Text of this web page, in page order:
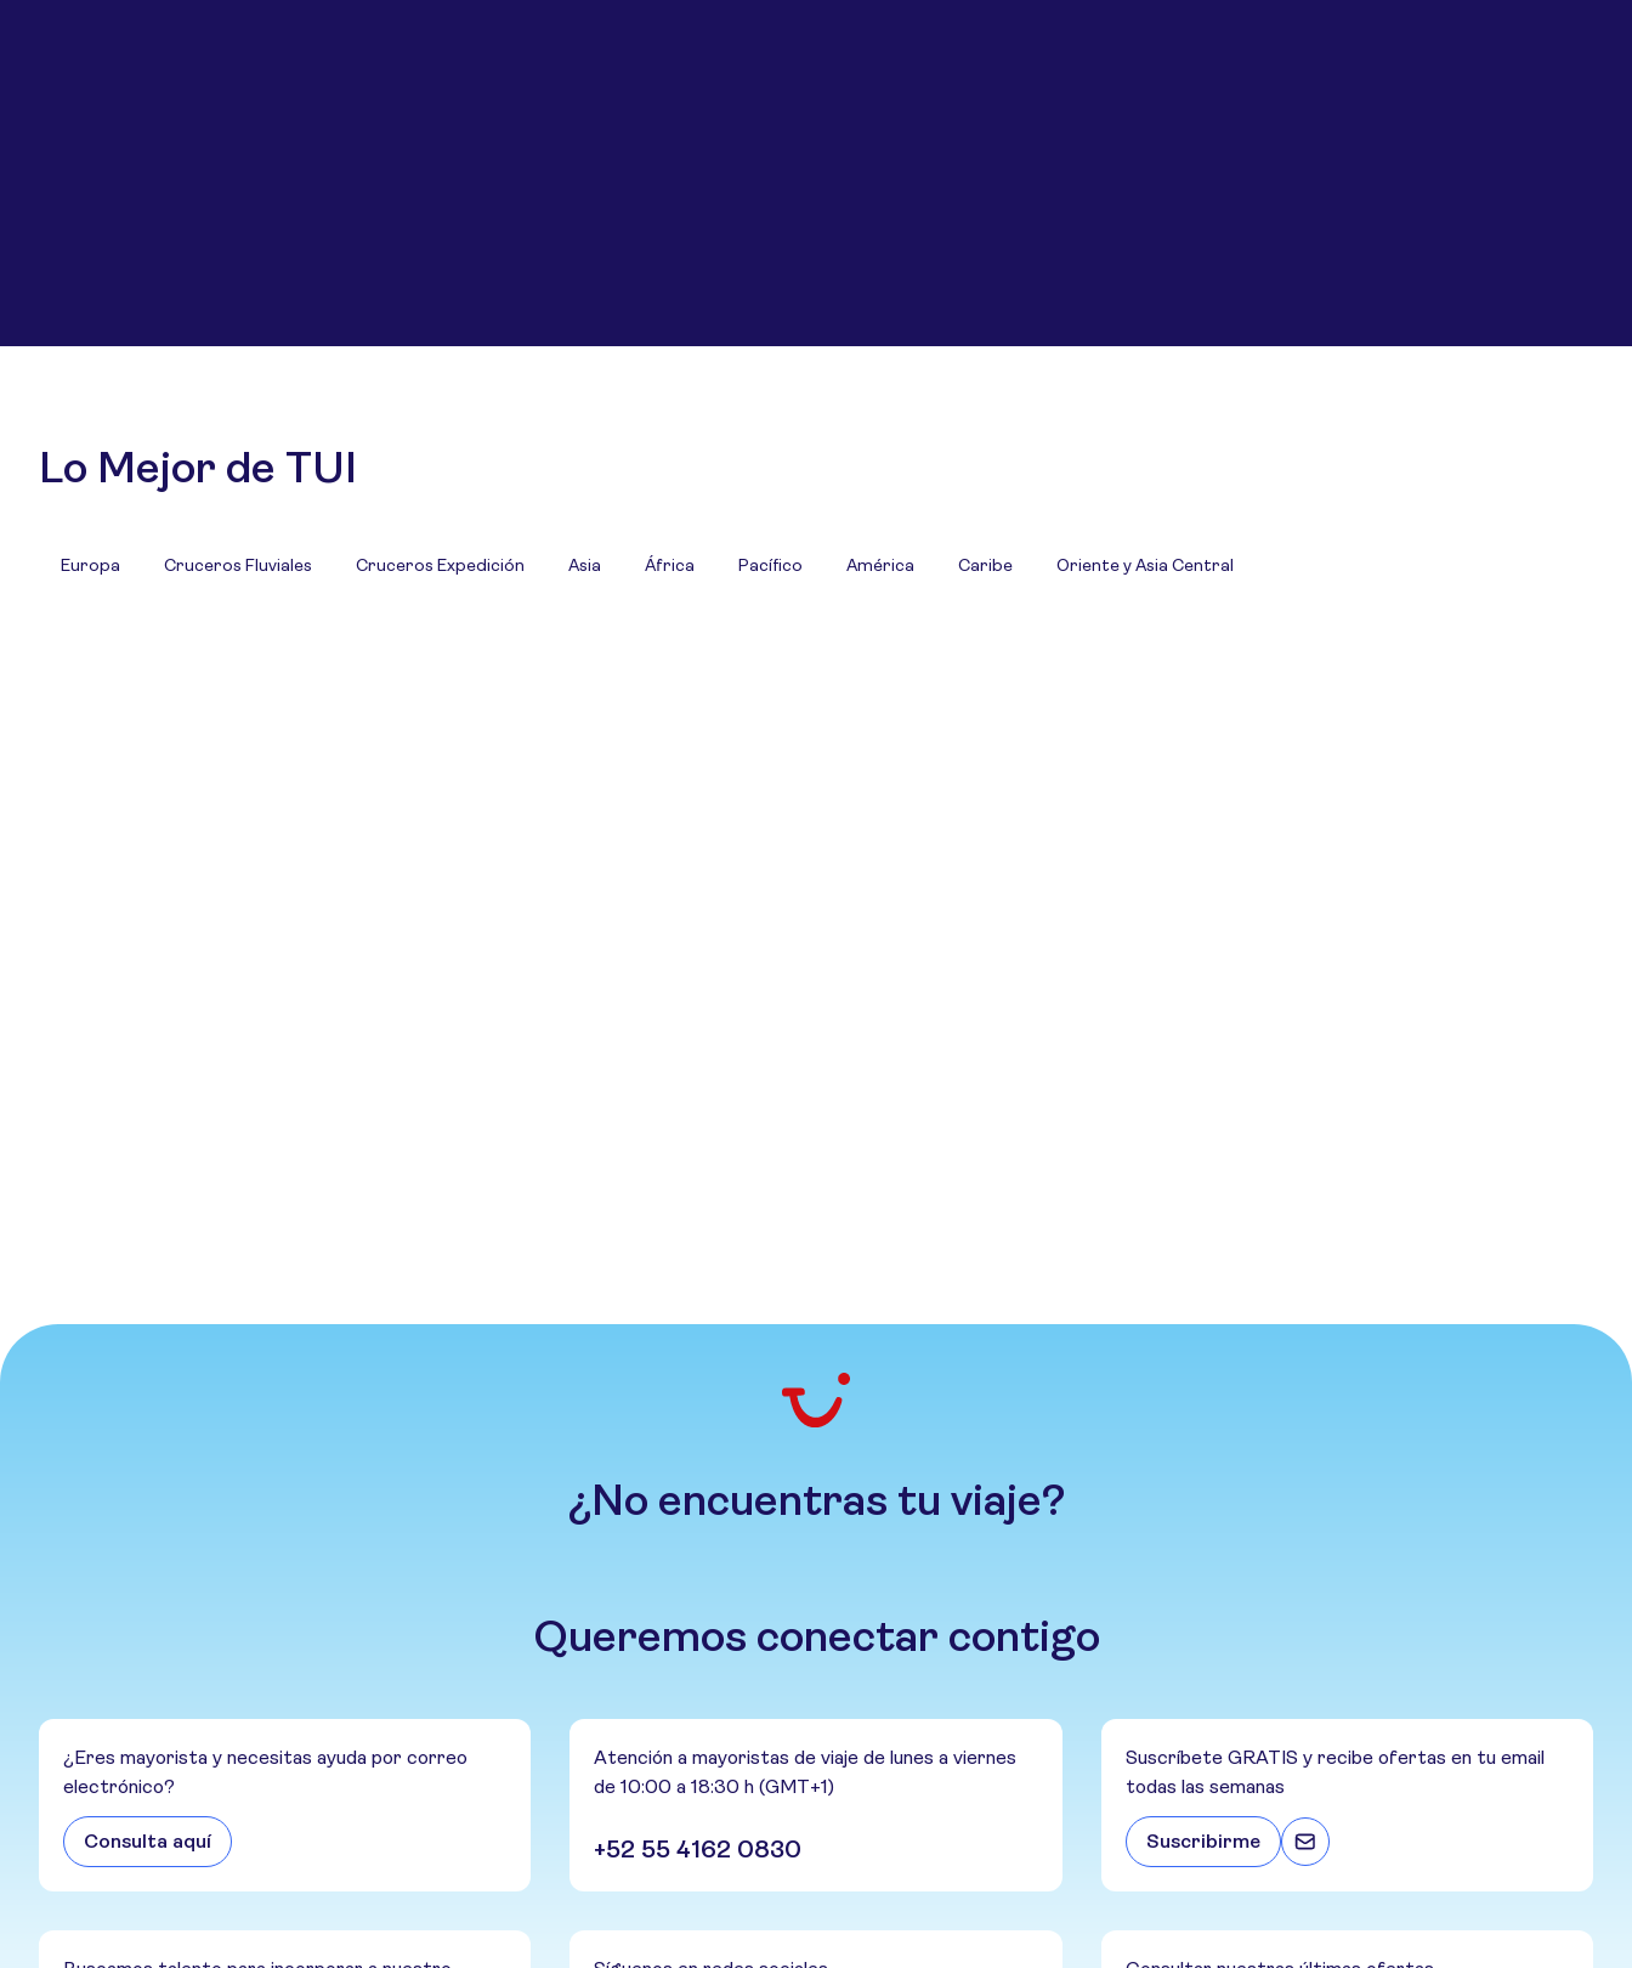
Lo Mejor de TUI
Europa Cruceros Fluviales Cruceros Expedición Asia África Pacífico América Caribe Oriente y Asia Central
¿No encuentras tu viaje?
Queremos conectar contigo
¿Eres mayorista y necesitas ayuda por correo
electrónico?
Consulta aquí
Atención a mayoristas de viaje de lunes a viernes
de 10:00 a 18:30 h (GMT+1)
+52 55 4162 0830
Suscríbete GRATIS y recibe ofertas en tu email
todas las semanas
Suscribirme